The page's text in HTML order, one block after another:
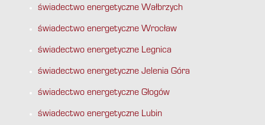
świadectwo energetyczne Wałbrzych
świadectwo energetyczne Wrocław
świadectwo energetyczne Legnica
świadectwo energetyczne Jelenia Góra
świadectwo energetyczne Głogów
świadectwo energetyczne Lubin